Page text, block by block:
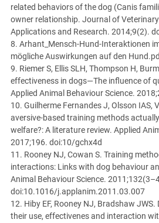
related behaviors of the dog (Canis
owner relationship. Journal of Veterinary
Applications and Research. 2014;9(2).
8. Arhant_Mensch-Hund-Interaktionen
mögliche Auswirkungen auf den
9. Riemer S, Ellis SLH, Thompson H,
effectiveness in dogs—The influence of
Applied Animal Behaviour Science.
10. Guilherme Fernandes J, Olsson IAS,
aversive-based training methods
welfare?: A literature review. Applied
2017;196. doi:10/gchx4d
11. Rooney NJ, Cowan S. Training
interactions: Links with dog behaviour
Animal Behaviour Science.
doi:10.1016/j.applanim.2011.03.007
12. Hiby EF, Rooney NJ, Bradshaw
their use, effectivenes and interaction